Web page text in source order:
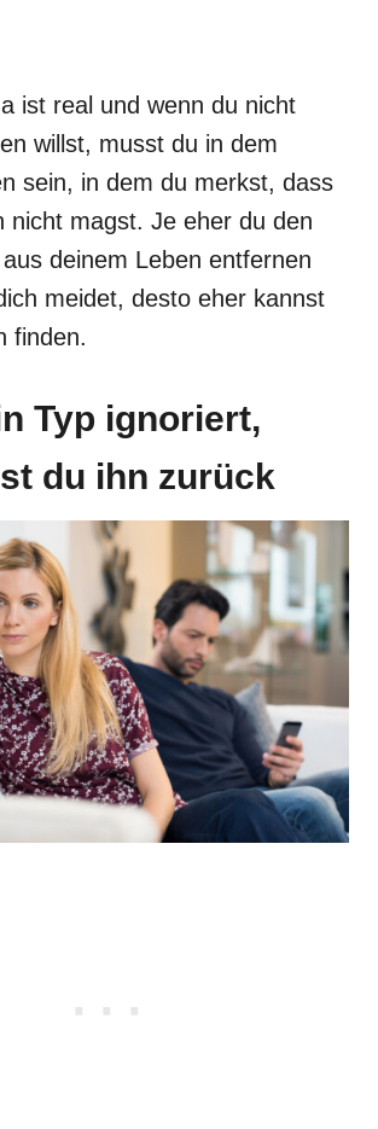
ist real und wenn du nicht
willst, musst du in dem
sein, in dem du merkst, dass
nicht magst. Je eher du den
deinem Leben entfernen
meidet, desto eher kannst
finden.
Typ ignoriert,
du ihn zurück